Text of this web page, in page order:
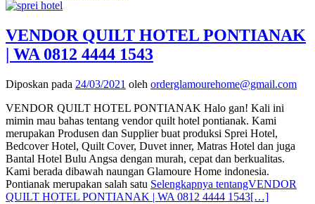
VENDOR QUILT HOTEL PONTIANAK
| WA 0812 4444 1543
Diposkan pada 24/03/2021 oleh orderglamourehome@gmail.com
VENDOR QUILT HOTEL PONTIANAK Halo gan! Kali ini
mimin mau bahas tentang vendor quilt hotel pontianak. Kami
merupakan Produsen dan Supplier buat produksi Sprei Hotel,
Bedcover Hotel, Quilt Cover, Duvet inner, Matras Hotel dan juga
Bantal Hotel Bulu Angsa dengan murah, cepat dan berkualitas.
Kami berada dibawah naungan Glamoure Home indonesia.
Pontianak merupakan salah satu Selengkapnya tentangVENDOR
QUILT HOTEL PONTIANAK | WA 0812 4444 1543[…]